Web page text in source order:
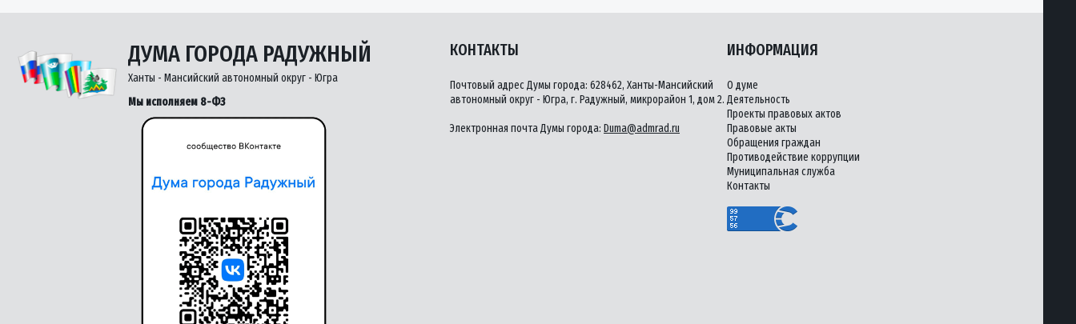
ДУМА ГОРОДА РАДУЖНЫЙ
Ханты - Мансийский автономный округ - Югра
Мы исполняем 8-ФЗ
КОНТАКТЫ
Почтовый адрес Думы города: 628462, Ханты-Мансийский
автономный округ - Югра, г. Радужный, микрорайон 1, дом 2.
Электронная почта Думы города: Duma@admrad.ru
ИНФОРМАЦИЯ
О думе
Деятельность
Проекты правовых актов
Правовые акты
Обращения граждан
Противодействие коррупции
Муниципальная служба
Контакты